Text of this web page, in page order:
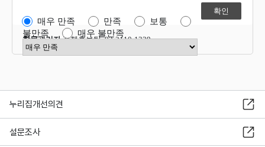
매우 만족 만족
보통
불만족
매우 불만족
만족도 점수 선택
항목관리자정책홍보팀 02-2110-1339
누리집개선의견
설문조사